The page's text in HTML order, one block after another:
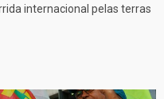
internacional pelas terras